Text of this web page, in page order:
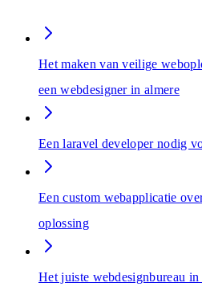
Het maken van veilige
een webdesigner in almere
Een laravel developer nodig
Een custom webapplicatie
oplossing
Het juiste webdesignbureau